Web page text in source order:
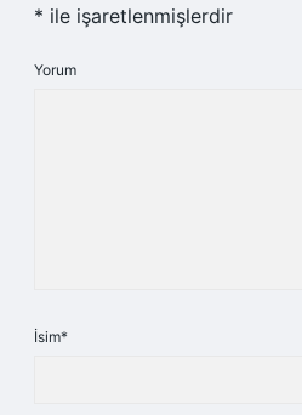
* ile işaretlenmişlerdir
Yorum
İsim*